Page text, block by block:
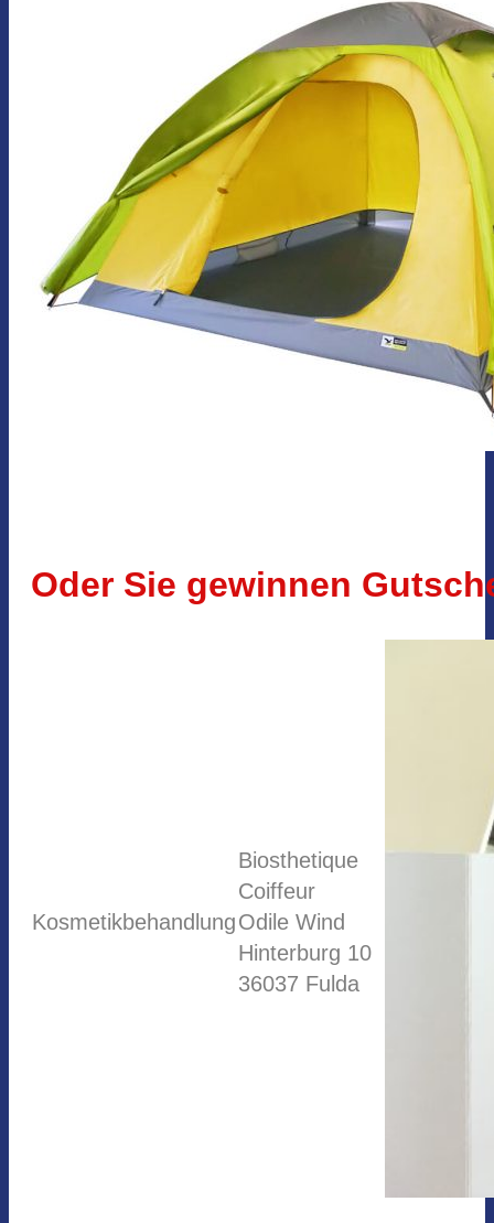
Oder Sie gewinnen
Kosmetikbehandlung
Biosthetique
Coiffeur
Odile Wind
Hinterburg 10
36037 Fulda